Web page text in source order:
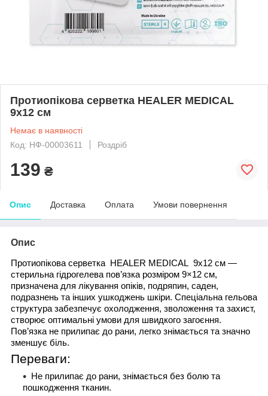
Протиопікова серветка HEALER MEDICAL
9х12 см
Немає в наявності
Код: НФ-00003611
Роздріб
139 ₴
Опис Доставка Оплата Умови повернення
Опис
Протиопікова серветка HEALER MEDICAL 9х12 см —
стерильна гідрогелева пов’язка розміром 9×12 см,
призначена для лікування опіків, подряпин, саден,
подразнень та інших ушкоджень шкіри. Спеціальна гельова
структура забезпечує охолодження, зволоження та захист,
створює оптимальні умови для швидкого загоєння.
Пов’язка не прилипає до рани, легко знімається та значно
зменшує біль.
Переваги:
Не прилипає до рани, знімається без болю та
пошкодження тканин.